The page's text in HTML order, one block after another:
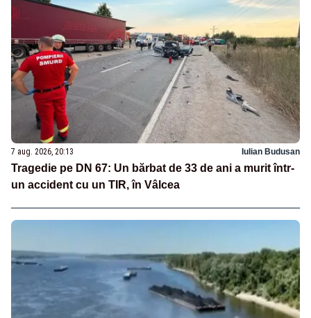
7 aug. 2026, 20:13 Iulian Budusan
Tragedie pe DN 67: Un bărbat de 33 de ani a murit într-
un accident cu un TIR, în Vâlcea